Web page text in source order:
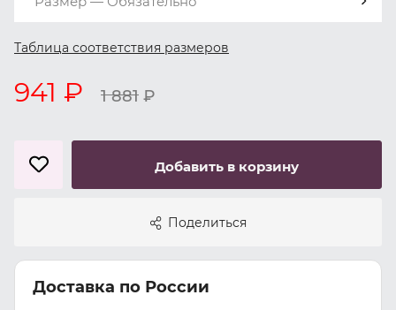
Таблица соответствия размеров
941 ₽ 1 881 ₽
Добавить в корзину
Поделиться
Доставка по России